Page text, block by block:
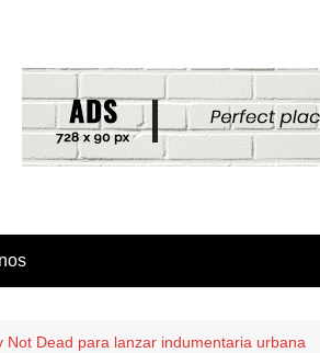
Not Dead para lanzar indumentaria urbana